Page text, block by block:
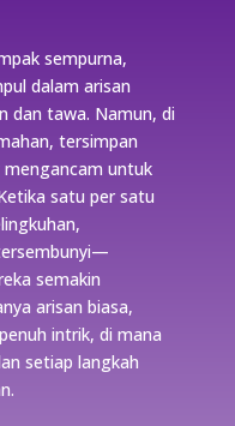
sempurna,
dalam arisan
dan tawa. Namun, di
tersimpan
mengancam untuk
satu per satu
semakin
arisan biasa,
intrik, di mana
setiap langkah